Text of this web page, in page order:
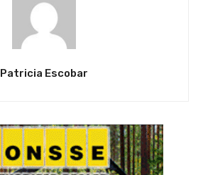
Patricia Escobar